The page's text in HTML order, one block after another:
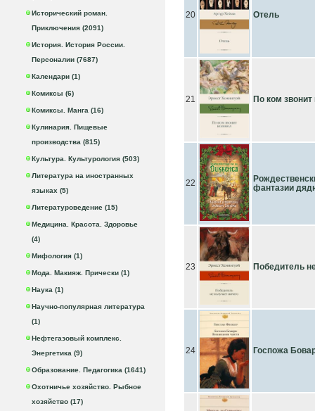
Исторический роман.
Приключения (2091)
История. История России.
Персоналии (7687)
Календари (1)
Комиксы (6)
Комиксы. Манга (16)
Кулинария. Пищевые
производства (815)
Культура. Культурология (503)
Литература на иностранных
языках (5)
Литературоведение (15)
Медицина. Красота. Здоровье
(4)
Мифология (1)
Мода. Макияж. Прически (1)
Наука (1)
Научно-популярная литература
(1)
Нефтегазовый комплекс.
Энергетика (9)
Образование. Педагогика (1641)
Охотничье хозяйство. Рыбное
хозяйство (17)
20 Отель
21 По ком звонит
22
фантазии
23 Победитель
24 Госпожа